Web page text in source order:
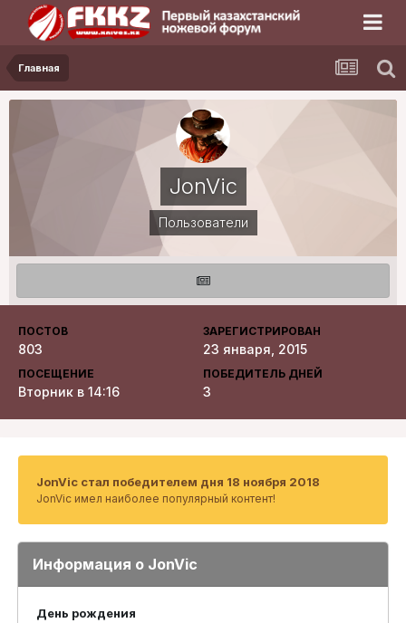
Главная
JonVic
Пользователи
ПОСТОВ
803
ЗАРЕГИСТРИРОВАН
23 января, 2015
ПОСЕЩЕНИЕ
Вторник в 14:16
ПОБЕДИТЕЛЬ ДНЕЙ
3
JonVic стал победителем дня 18 ноября 2018
JonVic имел наиболее популярный контент!
Информация о JonVic
День рождения